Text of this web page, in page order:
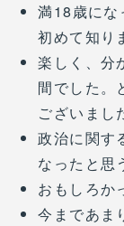
満18歳にな
初めて知り
楽しく、分
間でした。
ございまし
政治に関す
なったと思
おもしろか
今まであま